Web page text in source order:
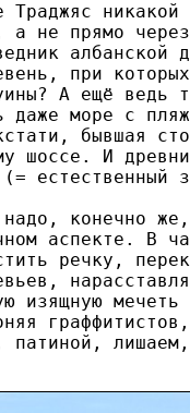
Траджяс
не прямо через
албанской
при
А ещё ведь
даже море с
бывшая
шоссе. И
естественный
конечно
аспекте. В
речку,
изящную
патиной,